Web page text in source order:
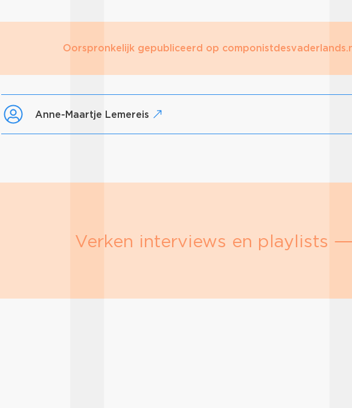
Oorspronkelijk gepubliceerd op
Anne-Maartje Lemereis
Verken interviews en playlists